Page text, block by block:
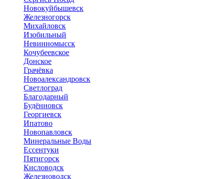
Новокуйбышевск
Железногорск
Михайловск
Изобильный
Невинномысск
Кочубеевское
Донское
Грачёвка
Новоалександровск
Светлоград
Благодарный
Будённовск
Георгиевск
Ипатово
Новопавловск
Минеральные Воды
Ессентуки
Пятигорск
Кисловодск
Железноводск